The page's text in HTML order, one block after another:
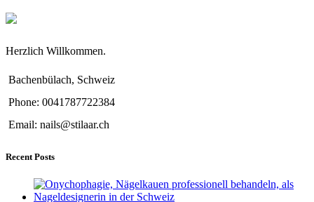
Herzlich Willkommen.
Bachenbülach, Schweiz
Phone: 0041787722384
Email: nails@stilaar.ch
Recent Posts